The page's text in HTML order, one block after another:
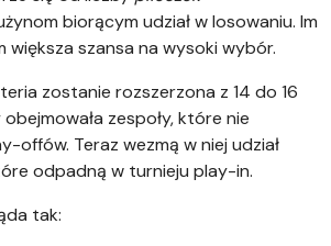
biorącym udział w losowaniu. Im
większa szansa na wysoki wybór.
zostanie rozszerzona z 14 do 16
zespoły, które nie
offów. Teraz wezmą w niej udział
odpadną w turnieju play-in.
tak: